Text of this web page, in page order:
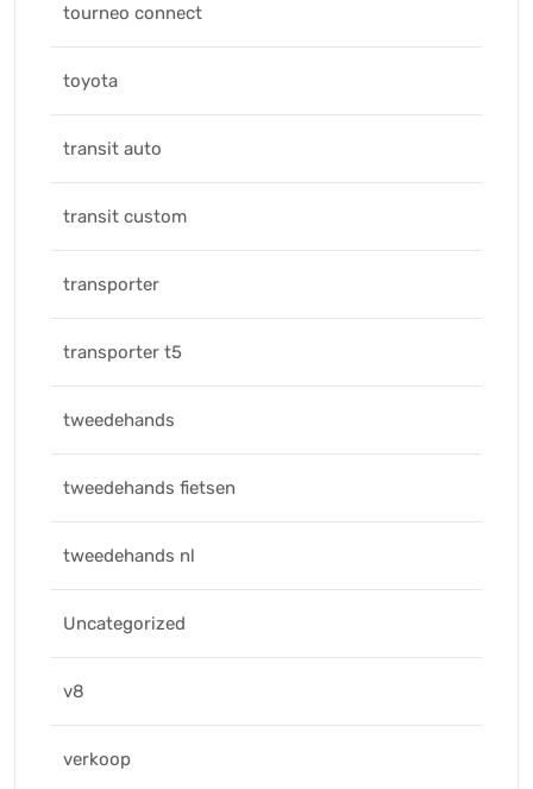
tourneo connect
toyota
transit auto
transit custom
transporter
transporter t5
tweedehands
tweedehands fietsen
tweedehands nl
Uncategorized
v8
verkoop